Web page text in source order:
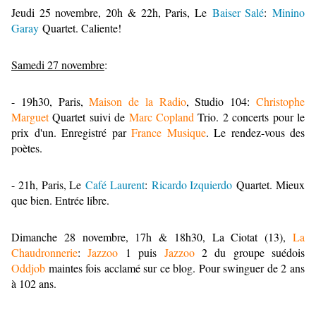
Jeudi 25 novembre, 20h & 22h, Paris, Le Baiser Salé: Minino
Garay Quartet. Caliente!
Samedi 27 novembre:
- 19h30, Paris,Maison de la Radio, Studio 104:Christophe
MarguetQuartet suivi de Marc CoplandTrio. 2 concerts pour le
prix d'un. Enregistré par France Musique. Le rendez-vous des
poètes.
- 21h, Paris, Le Café Laurent: Ricardo Izquierdo Quartet. Mieux
que bien. Entrée libre.
Dimanche 28 novembre, 17h & 18h30, La Ciotat (13), La
Chaudronnerie:Jazzoo 1 puis Jazzoo2 du groupe suédois
Oddjob maintes fois acclamé sur ce blog. Pour swinguer de 2 ans
à 102 ans.